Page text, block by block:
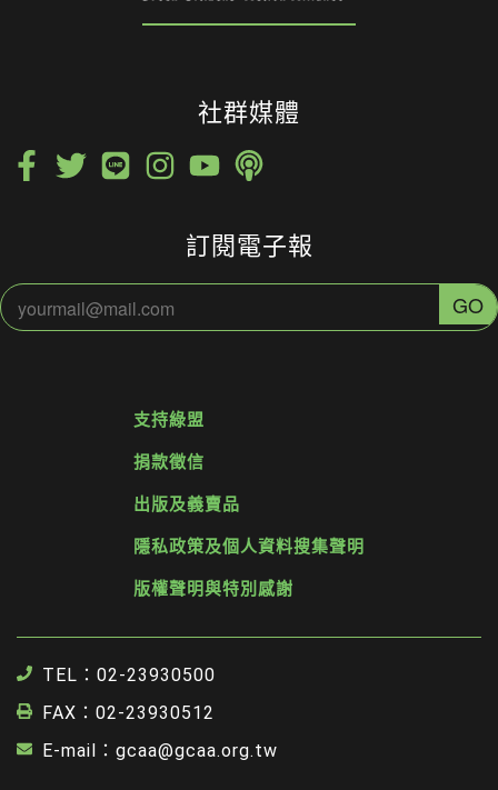
社群媒體
訂閱電子報
支持綠盟
捐款徵信
出版及義賣品
隱私政策及個人資料搜集聲明
版權聲明與特別感謝
TEL：02-23930500
FAX：02-23930512
E-mail：gcaa@gcaa.org.tw